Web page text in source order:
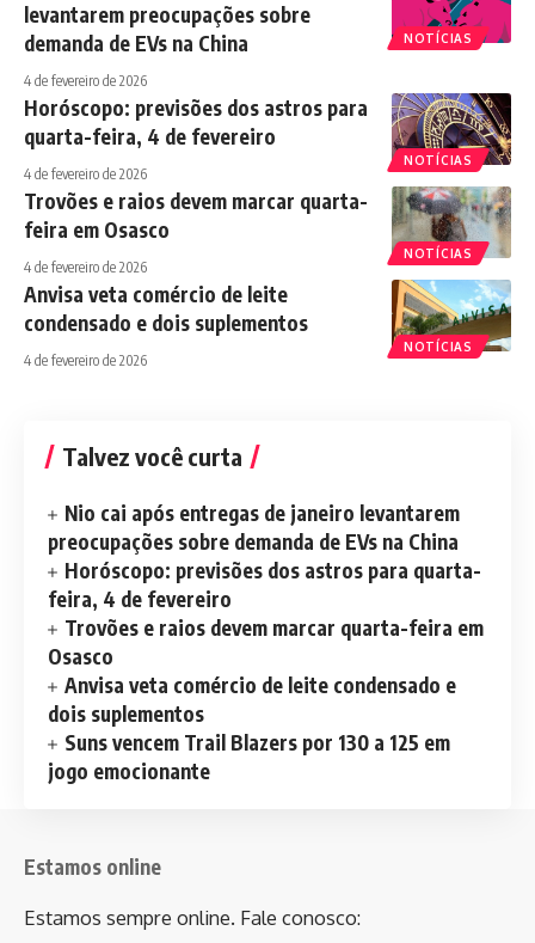
NOTÍCIAS
levantarem preocupações sobre
demanda de EVs na China
4 de fevereiro de 2026
NOTÍCIAS
Horóscopo: previsões dos astros para
quarta-feira, 4 de fevereiro
4 de fevereiro de 2026
NOTÍCIAS
Trovões e raios devem marcar quarta-
feira em Osasco
4 de fevereiro de 2026
NOTÍCIAS
Anvisa veta comércio de leite
condensado e dois suplementos
4 de fevereiro de 2026
Talvez você curta
Nio cai após entregas de janeiro levantarem
preocupações sobre demanda de EVs na China
Horóscopo: previsões dos astros para quarta-
feira, 4 de fevereiro
Trovões e raios devem marcar quarta-feira em
Osasco
Anvisa veta comércio de leite condensado e
dois suplementos
Suns vencem Trail Blazers por 130 a 125 em
jogo emocionante
Estamos online
Estamos sempre online. Fale conosco: